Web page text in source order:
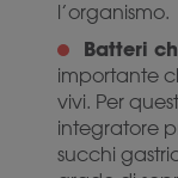
l’organismo.
Batteri
importante
vivi. Per
integratore
succhi